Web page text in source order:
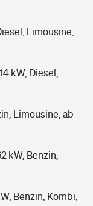
Limousine,
kW, Diesel,
Limousine, ab
kW, Benzin,
Benzin, Kombi,